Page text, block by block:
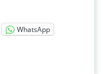
WhatsApp